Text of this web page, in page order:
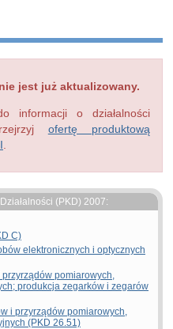
jest już aktualizowany.
informacji o działalności
ofertę produktową
(PKD) 2007:
C)
elektronicznych i optycznych
pomiarowych,
produkcja zegarków i zegarów
i przyrządów pomiarowych,
(PKD 26.51)